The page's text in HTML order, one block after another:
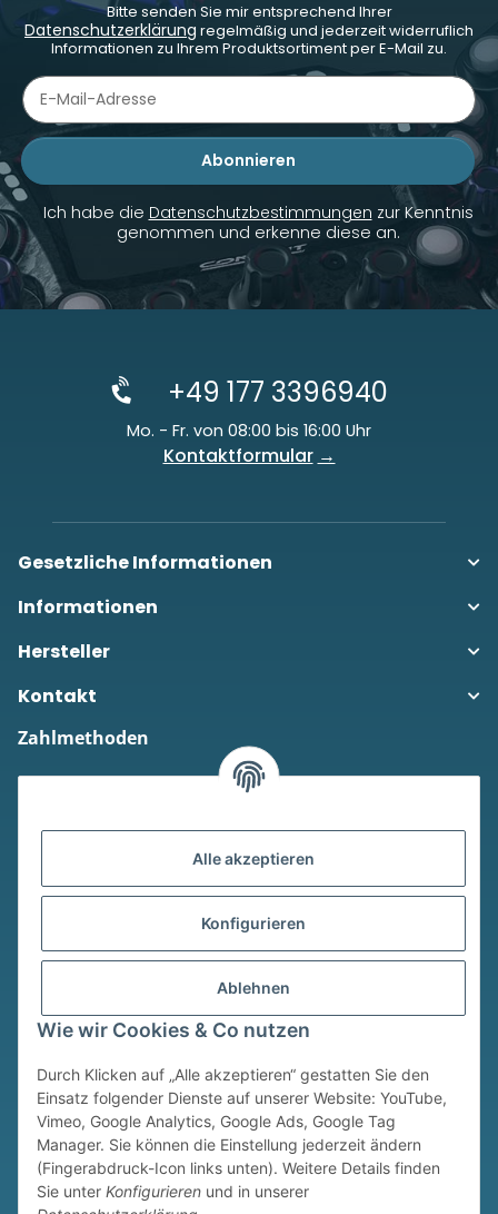
Alle akzeptieren
Konfigurieren
Ablehnen
Wie wir Cookies & Co nutzen
Durch Klicken auf „Alle akzeptieren“ gestatten Sie den
Einsatz folgender Dienste auf unserer Website: YouTube,
Vimeo, Google Analytics, Google Ads, Google Tag
Manager. Sie können die Einstellung jederzeit ändern
(Fingerabdruck-Icon links unten). Weitere Details finden
Sie unter Konfigurieren und in unserer
Bitte senden Sie mir entsprechend Ihrer
Datenschutzerklärung regelmäßig und jederzeit widerruflich
Informationen zu Ihrem Produktsortiment per E-Mail zu.
Abonnieren
Newsletter Abonnieren
Ich habe die Datenschutzbestimmungen zur Kenntnis
genommen und erkenne diese an.
+49 177 3396940
Mo. - Fr. von 08:00 bis 16:00 Uhr
Kontaktformular
Gesetzliche Informationen
Informationen
Hersteller
Kontakt
Zahlmethoden
Versandmethoden
* Alle Preise inkl. gesetzlicher USt., zzgl. Versand
Widerrufsbutton
© © Sim Motion GmbH 2026
JTL-Shop